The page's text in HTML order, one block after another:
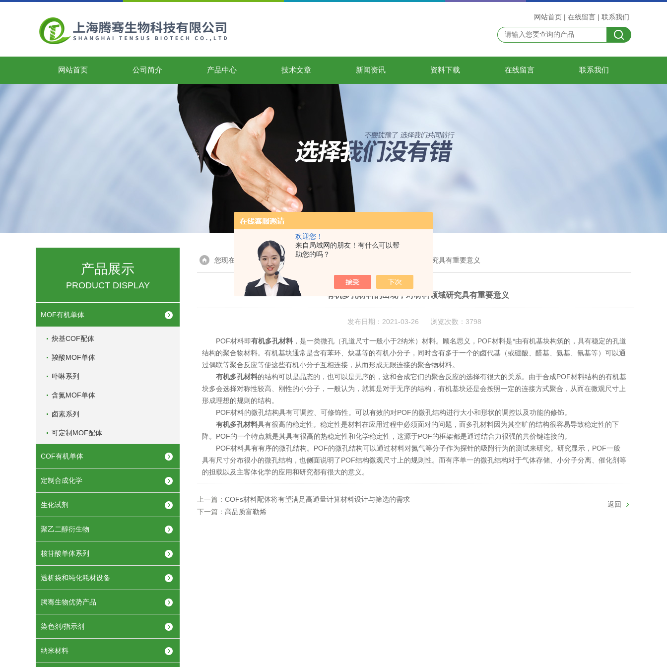
欢迎您！
来自局域网的朋友！有什么可以帮
助您的吗？
网站首页 | 在线留言 | 联系我们
网站首页 公司简介 产品中心 技术文章 新闻资讯 资料下载 在线留言 联系我们
产品展示
PRODUCT DISPLAY
MOF有机单体
炔基COF配体
羧酸MOF单体
卟啉系列
含氮MOF单体
卤素系列
可定制MOF配体
COF有机单体
定制合成化学
生化试剂
聚乙二醇衍生物
核苷酸单体系列
透析袋和纯化耗材设备
腾骞生物优势产品
染色剂/指示剂
纳米材料
您现在的位置：首页> 技术文章 > 有机多孔材料的出现，对材料领域研究具有重要意义
有机多孔材料的出现，对材料领域研究具有重要意义
发布日期：2021-03-26 浏览次数：3798
POF材料即有机多孔材料 ，是一类微孔（孔道尺寸一般小于2纳米）材料。顾名思义，POF材料是*由有机基块构筑的，具有稳定的孔道
结构的聚合物材料。有机基块通常是含有苯环、炔基等的有机小分子，同时含有多于一个的卤代基（或硼酸、醛基、氨基、氰基等）可以通
过偶联等聚合反应等使这些有机小分子互相连接，从而形成无限连接的聚合物材料。
有机多孔材料的结构可以是晶态的，也可以是无序的，这和合成它们的聚合反应的选择有很大的关系。由于合成POF材料结构的有机基
块多会选择对称性较高、刚性的小分子，一般认为，就算是对于无序的结构，有机基块还是会按照一定的连接方式聚合，从而在微观尺寸上
形成理想的规则的结构。
POF材料的微孔结构具有可调控、可修饰性。可以有效的对POF的微孔结构进行大小和形状的调控以及功能的修饰。
有机多孔材料具有很高的稳定性。稳定性是材料在应用过程中必须面对的问题，而多孔材料因为其空旷的结构很容易导致稳定性的下
降。POF的一个特点就是其具有很高的热稳定性和化学稳定性，这源于POF的框架都是通过结合力很强的共价键连接的。
POF材料具有有序的微孔结构。POF的微孔结构可以通过材料对氮气等分子作为探针的吸附行为的测试来研究。研究显示，POF一般
具有尺寸分布很小的微孔结构，也侧面说明了POF结构微观尺寸上的规则性。而有序单一的微孔结构对于气体存储、小分子分离、催化剂等
的担载以及主客体化学的应用和研究都有很大的意义。
上一篇： COFs材料配体将有望满足高通量计算材料设计与筛选的需求
下一篇： 高品质富勒烯
返回